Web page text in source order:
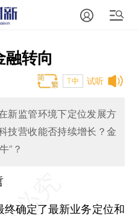
融转向
试听
T中
新监管环境下定位发展方
技营收能否持续增长？金
”？
终确定了最新业务定位和